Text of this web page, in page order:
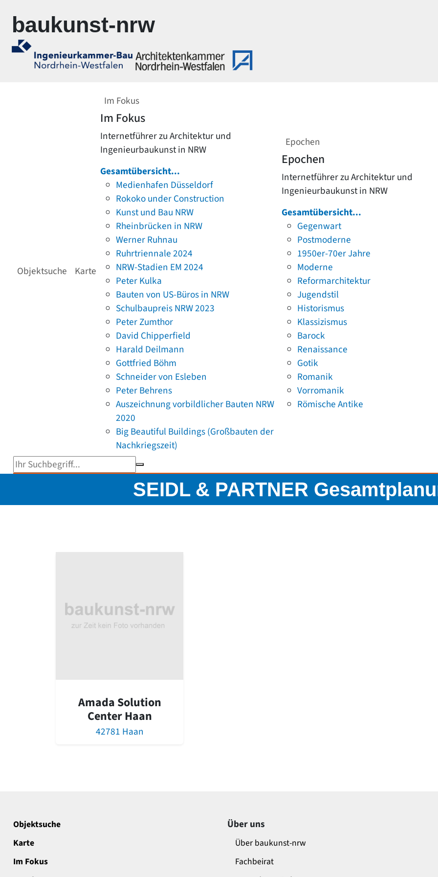
baukunst-nrw
Objektsuche Karte
Im Fokus
Im Fokus
Internetführer zu Architektur und
Ingenieurbaukunst in NRW
Gesamtübersicht...
Medienhafen Düsseldorf
Rokoko under Construction
Kunst und Bau NRW
Rheinbrücken in NRW
Werner Ruhnau
Ruhrtriennale 2024
NRW-Stadien EM 2024
Peter Kulka
Bauten von US-Büros in NRW
Schulbaupreis NRW 2023
Peter Zumthor
David Chipperfield
Harald Deilmann
Gottfried Böhm
Schneider von Esleben
Peter Behrens
Auszeichnung vorbildlicher Bauten NRW
2020
Big Beautiful Buildings (Großbauten der
Nachkriegszeit)
Epochen
Epochen
Internetführer zu Architektur und
Ingenieurbaukunst in NRW
Gesamtübersicht...
Gegenwart
Postmoderne
1950er-70er Jahre
Moderne
Reformarchitektur
Jugendstil
Historismus
Klassizismus
Barock
Renaissance
Gotik
Romanik
Vorromanik
Römische Antike
Suchbegriff eingeben
SEIDL & PARTNER
Amada Solution
Center Haan
42781 Haan
Objektsuche
Karte
Im Fokus
Über uns
Über baukunst-nrw
Fachbeirat